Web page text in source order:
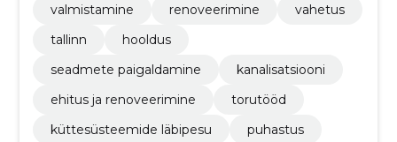
valmistamine
renoveerimine
vahetus
tallinn
hooldus
seadmete paigaldamine
kanalisatsiooni
ehitus ja renoveerimine
torutööd
küttesüsteemide läbipesu
puhastus